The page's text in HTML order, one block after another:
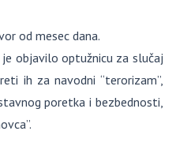
od mesec dana.
objavilo optužnicu za slučaj
ih za navodni “terorizam”,
poretka i bezbednosti,